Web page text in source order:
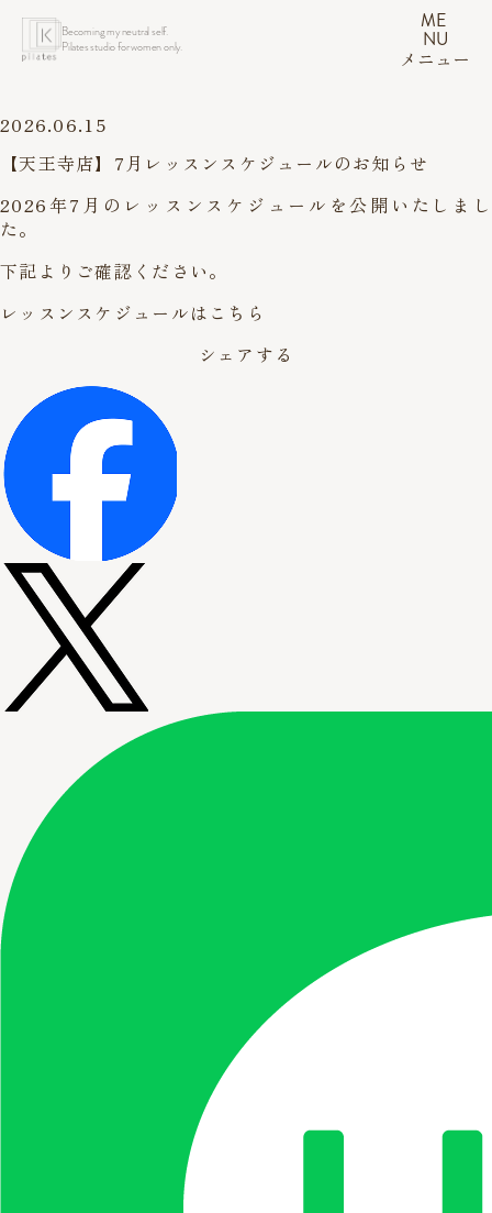
Becoming my neutral self.
Pilates studio for women only.
ME
NU
メニュー
2026.06.15
【天王寺店】7月レッスンスケジュールのお知らせ
2026年7月のレッスンスケジュールを公開いたしまし
た。
下記よりご確認ください。
レッスンスケジュールはこちら
シェアする